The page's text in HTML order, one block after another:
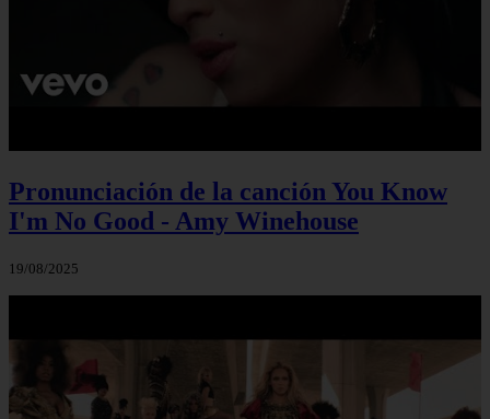
Pronunciación de la canción You Know
I'm No Good - Amy Winehouse
19/08/2025